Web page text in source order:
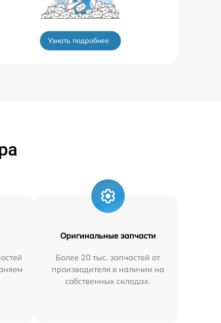
Узнать подробнее
Оригинальные запчасти
Более 20 тыс. запчастей от
производителя в наличии на
собственных складах.